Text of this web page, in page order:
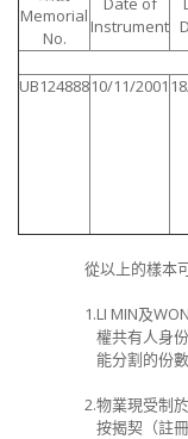
Memorial
No.
Instrument
UB12488810/11/2001
從以上的樣本
1.LI MIN及
權共有人身
能分割的份
2.物業現受制
按揭契（註